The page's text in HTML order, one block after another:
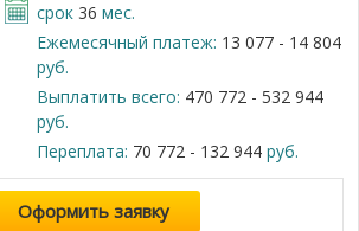
срок 36 мес.
Ежемесячный платеж: 13 077 - 14 804
руб.
Выплатить всего: 470 772 - 532 944
руб.
Переплата: 70 772 - 132 944руб.
Оформить заявку